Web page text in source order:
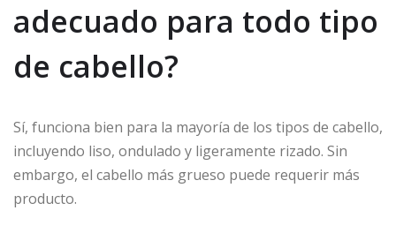
adecuado para todo tipo
de cabello?
Sí, funciona bien para la mayoría de los tipos de cabello,
incluyendo liso, ondulado y ligeramente rizado. Sin
embargo, el cabello más grueso puede requerir más
producto.